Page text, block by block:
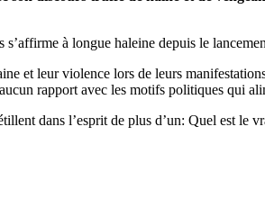
à longue haleine depuis le
et leur violence lors de leurs
rapport avec les motifs politiques qui
dans l’esprit de plus d’un: Quel est le